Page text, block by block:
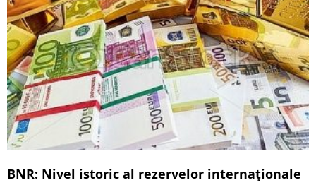
BNR: Nivel istoric al rezervelor internaţionale